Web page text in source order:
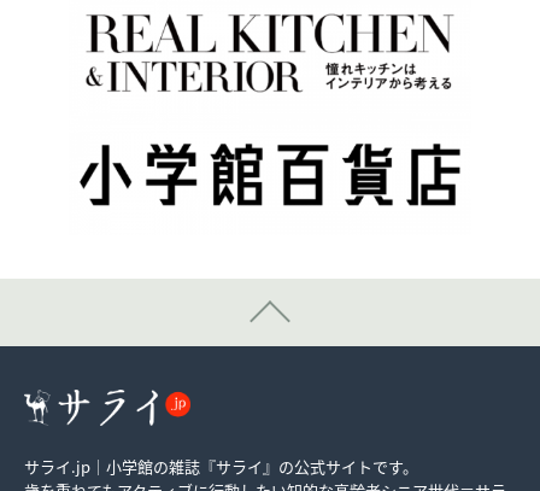
サライ.jp｜小学館の雑誌『サライ』の公式サイトです。